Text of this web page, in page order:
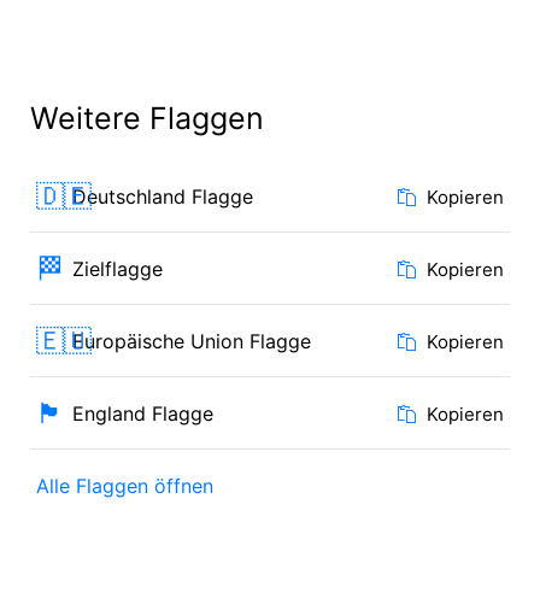
Weitere Flaggen
🇩🇪Deutschland Flagge Kopieren
🏁 Zielflagge Kopieren
🇪🇺Europäische Union Flagge Kopieren
🏴󠁧󠁢󠁥󠁮󠁧󠁿 England Flagge Kopieren
Alle Flaggen öffnen